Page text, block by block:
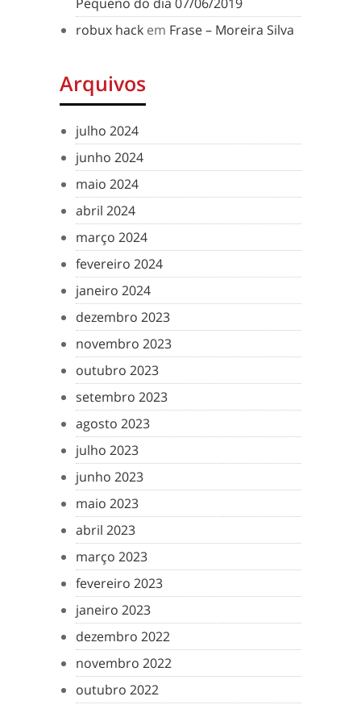
robux hack em Frase – Moreira Silva
Arquivos
julho 2024
junho 2024
maio 2024
abril 2024
março 2024
fevereiro 2024
janeiro 2024
dezembro 2023
novembro 2023
outubro 2023
setembro 2023
agosto 2023
julho 2023
junho 2023
maio 2023
abril 2023
março 2023
fevereiro 2023
janeiro 2023
dezembro 2022
novembro 2022
outubro 2022